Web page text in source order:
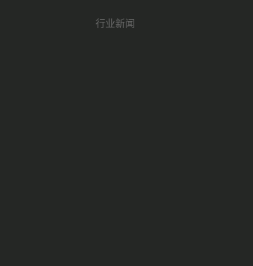
行业新闻